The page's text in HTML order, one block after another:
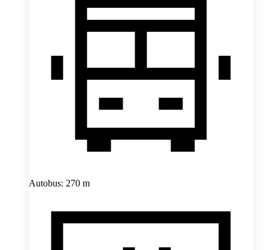
Autobus: 270 m